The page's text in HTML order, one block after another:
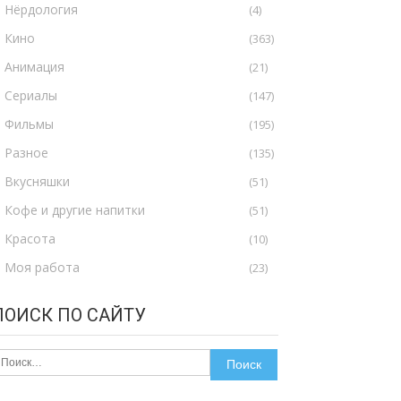
Нёрдология (4)
Кино (363)
Анимация (21)
Сериалы (147)
Фильмы (195)
Разное (135)
Вкусняшки (51)
Кофе и другие напитки (51)
Красота (10)
Моя работа (23)
ПО САЙТУ